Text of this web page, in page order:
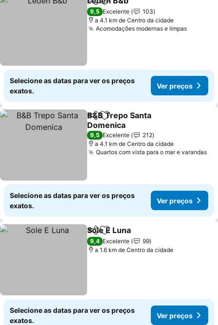
PartilharAdicionar aos favoritos
9,5 Excelente
103
a 4.1 km de Centro da cidade
Acomodações modernas e limpasVer
Selecione as datas para ver os preços
exatos.
Ver preços
PartilharAdicionar aos favoritos
B&B Trepo Santa
Domenica
Ver preços
9,5 Excelente
212
a 4.1 km de Centro da cidade
Quartos com vista para o mar e varandas
Selecione as datas para ver os preços
exatos.
Ver preços
PartilharAdicionar aos favoritos
Sole E Luna
9,4 Excelente
99
a 1.6 km de Centro da cidade
Selecione as datas para ver os preços
exatos.
Ver preços